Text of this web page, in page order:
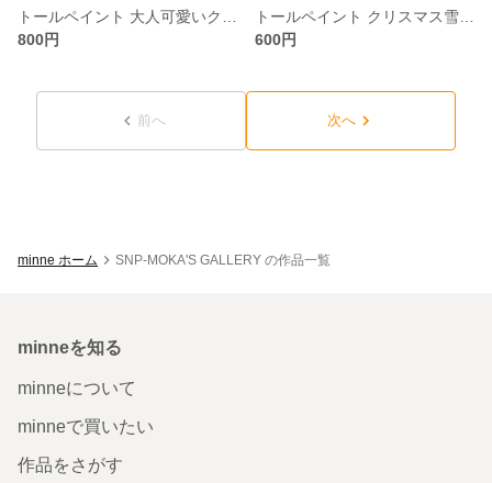
800円
600円
前へ 次へ
minne ホーム SNP-MOKA'S GALLERY の作品一覧
minneを知る
minneについて
minneで買いたい
作品をさがす